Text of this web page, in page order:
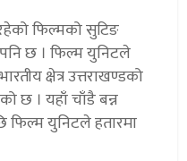
फिल्मको सुटिङ
छ । फिल्म युनिटले
क्षेत्र उत्तराखण्डको
छ । यहाँ चाँडै बन्न
फिल्म युनिटले हतारमा